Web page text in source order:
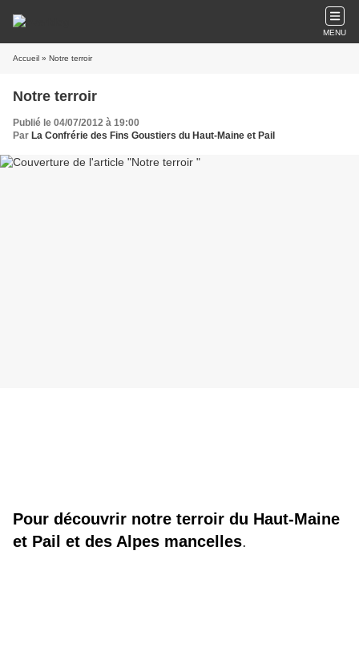
MENU
Accueil » Notre terroir
Notre terroir
Publié le 04/07/2012 à 19:00
Par La Confrérie des Fins Goustiers du Haut-Maine et Pail
Pour découvrir notre terroir du Haut-Maine
et Pail et des Alpes mancelles.